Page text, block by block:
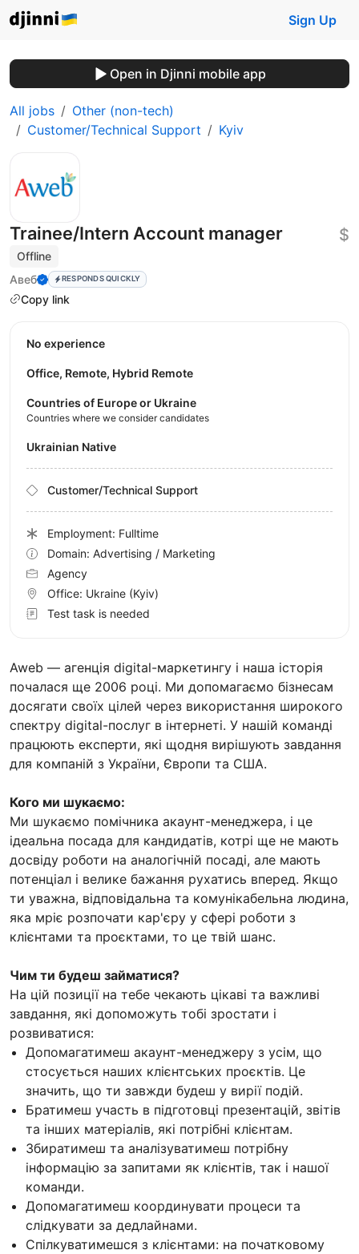
Sign Up
Open in Djinni mobile app
All jobs
Other (non-tech)
Customer/Technical Support
Kyiv
Trainee/Intern Account manager
Offline
Авеб
RESPONDS QUICKLY
Copy link
$
Aweb — агенція digital-маркетингу і наша історія
почалася ще 2006 році. Ми допомагаємо бізнесам
досягати своїх цілей через використання широкого
спектру digitаl-послуг в інтернеті. У нашій команді
працюють експерти, які щодня вирішують завдання
для компаній з України, Європи та США.
Кого ми шукаємо:
Ми шукаємо помічника акаунт-менеджера, і це
ідеальна посада для кандидатів, котрі ще не мають
досвіду роботи на аналогічній посаді, але мають
потенціал і велике бажання рухатись вперед. Якщо
ти уважна, відповідальна та комунікабельна людина,
яка мріє розпочати кар'єру у сфері роботи з
клієнтами та проєктами, то це твій шанс.
Чим ти будеш займатися?
На цій позиції на тебе чекають цікаві та важливі
завдання, які допоможуть тобі зростати і
розвиватися:
Допомагатимеш акаунт-менеджеру з усім, що
стосується наших клієнтських проєктів. Це
значить, що ти завжди будеш у вирії подій.
Братимеш участь в підготовці презентацій, звітів
та інших матеріалів, які потрібні клієнтам.
Збиратимеш та аналізуватимеш потрібну
інформацію за запитами як клієнтів, так і нашої
команди.
Допомагатимеш координувати процеси та
слідкувати за дедлайнами.
Спілкуватимешся з клієнтами: на початковому
No experience
Office, Remote, Hybrid Remote
Countries of Europe or Ukraine
Countries where we consider candidates
Ukrainian Native
Customer/Technical Support
Employment: Fulltime
Domain: Advertising / Marketing
Agency
Office: Ukraine (Kyiv)
Test task is needed